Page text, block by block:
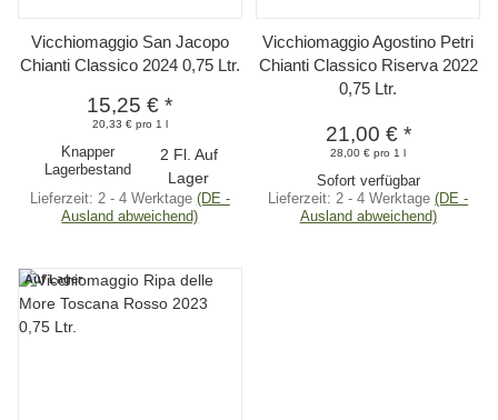
Vicchiomaggio San Jacopo
Chianti Classico 2024 0,75 Ltr.
15,25 €*
20,33 € pro 1 l
Knapper
Lagerbestand
2 Fl. Auf
Lager
Lieferzeit: 2 - 4 Werktage (DE -
Ausland abweichend)
Vicchiomaggio Agostino Petri
Chianti Classico Riserva 2022
0,75 Ltr.
21,00 € *
28,00 € pro 1 l
Sofort verfügbar
Lieferzeit: 2 - 4 Werktage(DE -
Ausland abweichend)
Auf Lager